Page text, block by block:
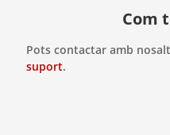
Com
Pots contactar amb
suport.